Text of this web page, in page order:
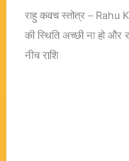
राहु कवच स्तोत्र –
की स्थिति अच्छी ना हो और
नीच राशि